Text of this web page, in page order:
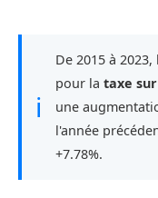
ℹ
De 2015 à
pour la taxe
une
l'année
+7.78%.